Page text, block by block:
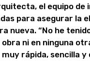
el equipo
para asegurar la
nueva. “No he
obra ni en ninguna
rápida, sencilla